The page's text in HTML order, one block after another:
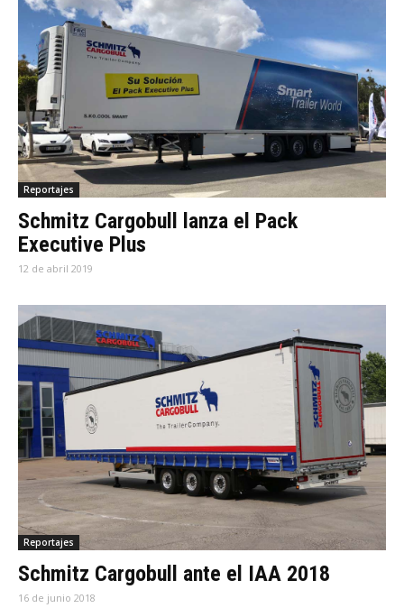
Reportajes
Schmitz Cargobull lanza el Pack
Executive Plus
12 de abril 2019
Reportajes
Schmitz Cargobull ante el IAA 2018
16 de junio 2018